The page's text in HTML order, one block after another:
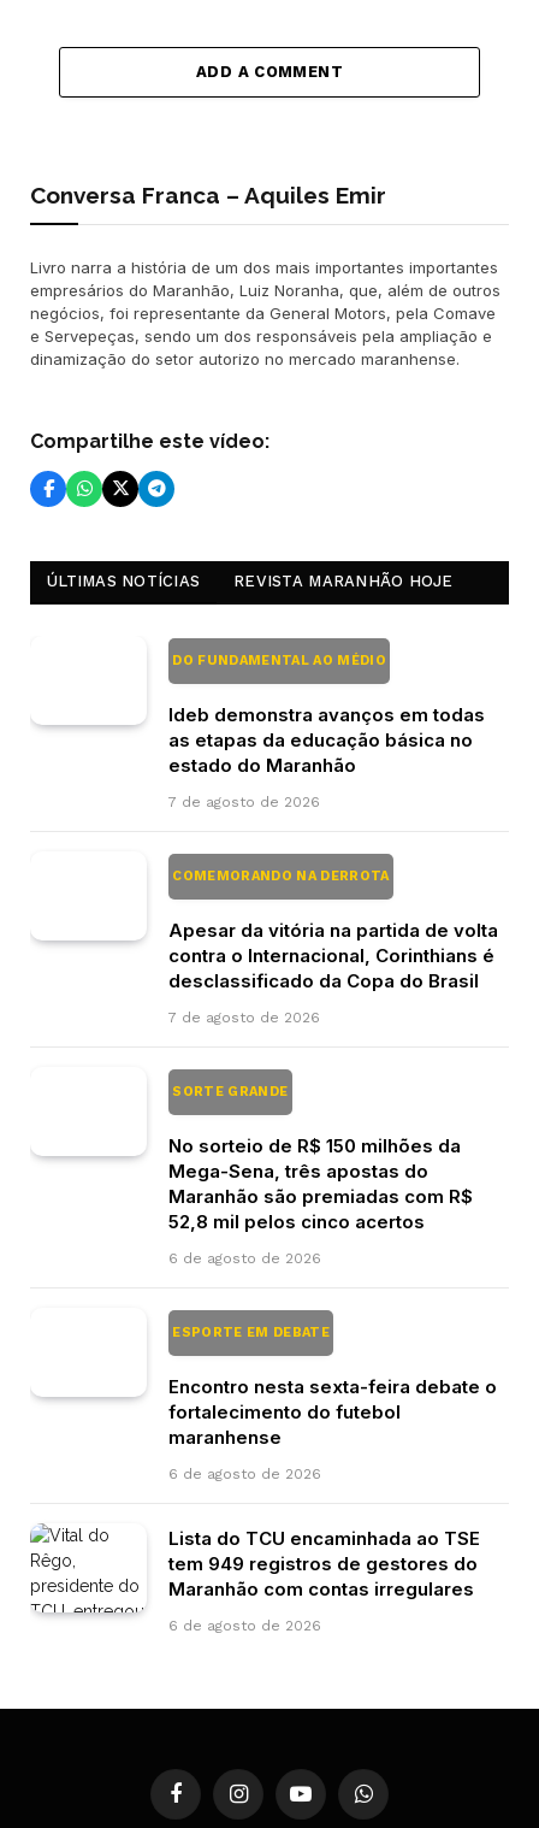
ADD A COMMENT
Conversa Franca – Aquiles Emir
Livro narra a história de um dos mais importantes importantes
empresários do Maranhão, Luiz Noranha, que, além de outros
negócios, foi representante da General Motors, pela Comave
e Servepeças, sendo um dos responsáveis pela ampliação e
dinamização do setor autorizo no mercado maranhense.
Compartilhe este vídeo:
ÚLTIMAS NOTÍCIAS REVISTA MARANHÃO HOJE
DO FUNDAMENTAL AO MÉDIO
Ideb demonstra avanços em todas
as etapas da educação básica no
estado do Maranhão
7 de agosto de 2026
COMEMORANDO NA DERROTA
Apesar da vitória na partida de volta
contra o Internacional, Corinthians é
desclassificado da Copa do Brasil
7 de agosto de 2026
SORTE GRANDE
No sorteio de R$ 150 milhões da
Mega-Sena, três apostas do
Maranhão são premiadas com R$
52,8 mil pelos cinco acertos
6 de agosto de 2026
ESPORTE EM DEBATE
Encontro nesta sexta-feira debate o
fortalecimento do futebol
maranhense
6 de agosto de 2026
Lista do TCU encaminhada ao TSE
tem 949 registros de gestores do
Maranhão com contas irregulares
6 de agosto de 2026
FacebookInstagramYouTubeWhatsApp